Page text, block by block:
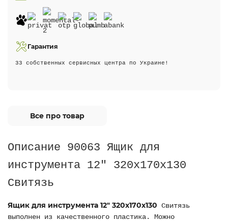
Гарантия
33 собственных сервисных центра по Украине!
Все про товар
Описание 90063 Ящик для
инструмента 12" 320х170х130
Свитязь
Ящик для инструмента 12" 320х170х130 Свитязь
выполнен из качественного пластика. Можно